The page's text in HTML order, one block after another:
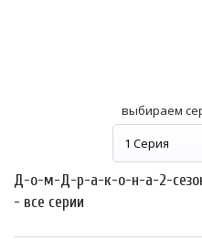
выбираем
Д-о-м-Д-р-а-к-о-н-а-2-сезон
- все серии